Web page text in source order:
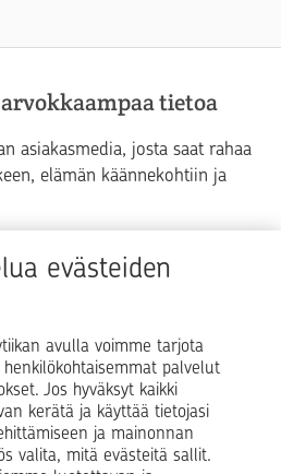
evästeiden
avulla voimme tarjota
palvelut
Jos hyväksyt kaikki
kerätä ja käyttää tietojasi
ja mainonnan
valita, mitä evästeitä sallit.
arvokkaampaa tietoa
asiakasmedia, josta saat rahaa
elämän käännekohtiin ja
Elämä
Yrityselämä
Pohjola Vahinkoapu